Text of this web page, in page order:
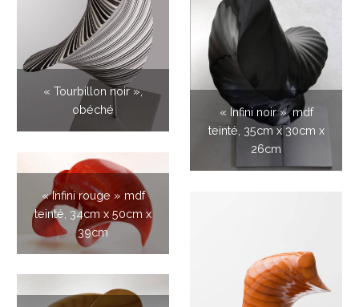
« Tourbillon noir »,
obéché
« Infini noir », mdf
teinté, 35cm x 30cm x
26cm
« Infini rouge » mdf
teinté, 34cm x 50cm x
39cm